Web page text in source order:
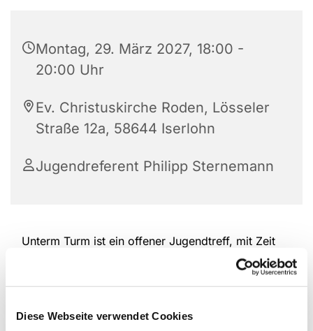
Diese Webseite verwendet Cookies
Montag, 29. März 2027, 18:00 -
20:00 Uhr
Ev. Christuskirche Roden, Lösseler
Straße 12a, 58644 Iserlohn
Jugendreferent Philipp Sternemann
Unterm Turm ist ein offener Jugendtreff, mit Zeit
zum Spielen, Austauschen und zusammen sein.